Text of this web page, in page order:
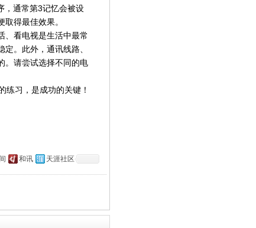
，通常第3记忆会被设
得最佳效果。
、看电视是生活中最常
。此外，通讯线路、
。请尝试选择不同的电
练习，是成功的关键！
和讯 天涯社区